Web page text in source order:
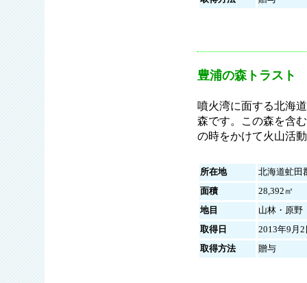
豊浦の森トラスト
噴火湾に面する北海
森です。この森を含
の時をかけて火山活
所在地
北海道虻田
面積
28,392㎡
地目
山林・原野
取得日
2013年9月2
取得方法
贈与